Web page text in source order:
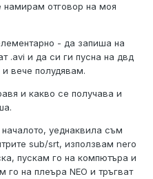
намирам отговор на моя
- да запиша на
.avi и да си ги пусна на двд
вече полудявам.
и какво се получава и
уеднаквила съм
sub/srt, използвам nero
пускам го на компютъра и
на плеъра NEO и тръгват